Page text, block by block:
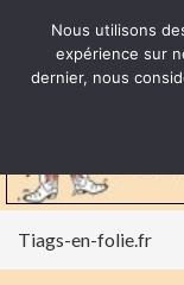
Tiags-en-folie.fr
Nous utilisons
expérience sur
dernier, nous